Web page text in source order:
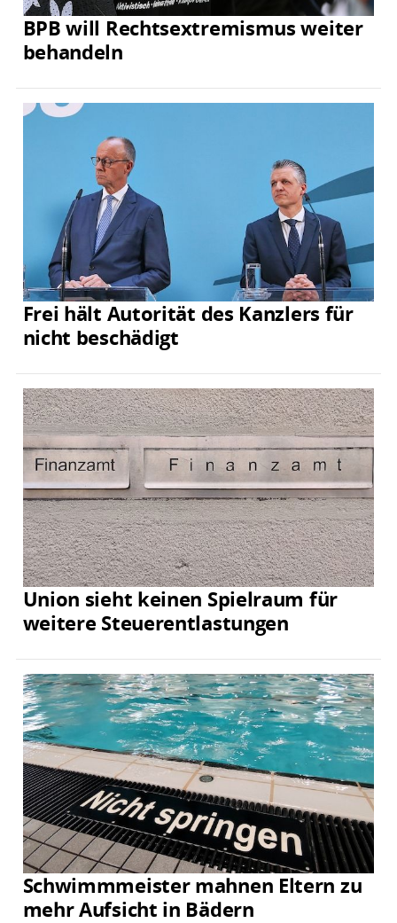
BPB will Rechtsextremismus weiter
behandeln
Frei hält Autorität des Kanzlers für
nicht beschädigt
Union sieht keinen Spielraum für
weitere Steuerentlastungen
Schwimmmeister mahnen Eltern zu
mehr Aufsicht in Bädern